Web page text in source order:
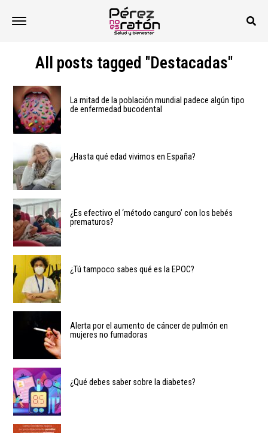
All posts tagged "Destacadas"
La mitad de la población mundial padece algún tipo
de enfermedad bucodental
¿Hasta qué edad vivimos en España?
¿Es efectivo el ‘método canguro’ con los bebés
prematuros?
¿Tú tampoco sabes qué es la EPOC?
Alerta por el aumento de cáncer de pulmón en
mujeres no fumadoras
¿Qué debes saber sobre la diabetes?